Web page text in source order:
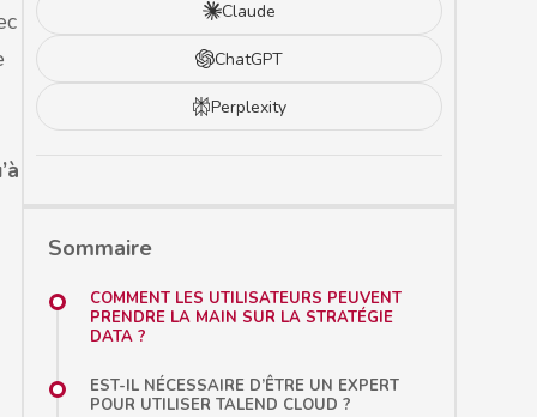
Claude
ChatGPT
Perplexity
Sommaire
COMMENT LES UTILISATEURS PEUVENT
PRENDRE LA MAIN SUR LA STRATÉGIE
DATA ?
EST-IL NÉCESSAIRE D’ÊTRE UN EXPERT
POUR UTILISER TALEND CLOUD ?